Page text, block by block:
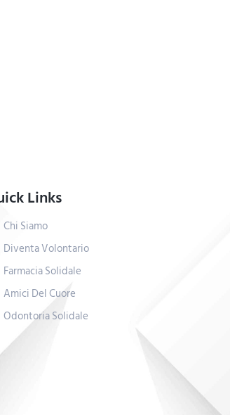
Links
Chi Siamo
Diventa Volontario
Farmacia Solidale
Amici Del Cuore
Odontoria Solidale